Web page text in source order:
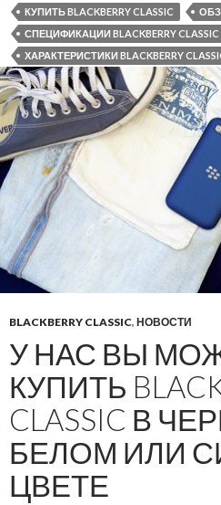
КУПИТЬ BLACKBERRY CLASSIC
СПЕЦИФИКАЦИИ BLACKBERRY CLASSIC
ХАРАКТЕРИСТИКИ BLACKBERRY
BLACKBERRY CLASSIC, НОВОСТИ
У НАС ВЫ
КУПИТЬ
CLASSIC В
БЕЛОМ ИЛИ
ЦВЕТЕ